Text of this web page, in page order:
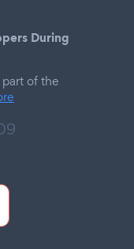
During
of the